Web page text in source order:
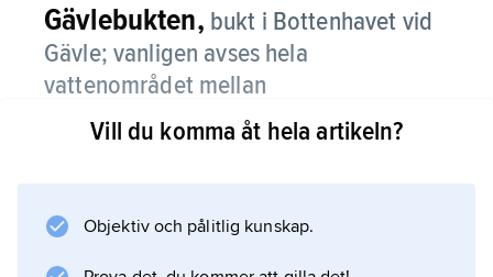
Gävlebukten, bukt i Bottenhavet vid
Gävle; vanligen avses hela
vattenområdet mellan
Finngrundsbankarna och den svenska
kusten.
Skutskär. Här ligger flera stora pappers- och
Vill du komma åt hela artikeln?
Objektiv och pålitlig kunskap.